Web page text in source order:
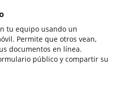
tu equipo usando un
Permite que otros vean,
documentos en línea.
público y compartir su